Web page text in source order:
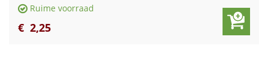
Ruime voorraad
€ 2,25